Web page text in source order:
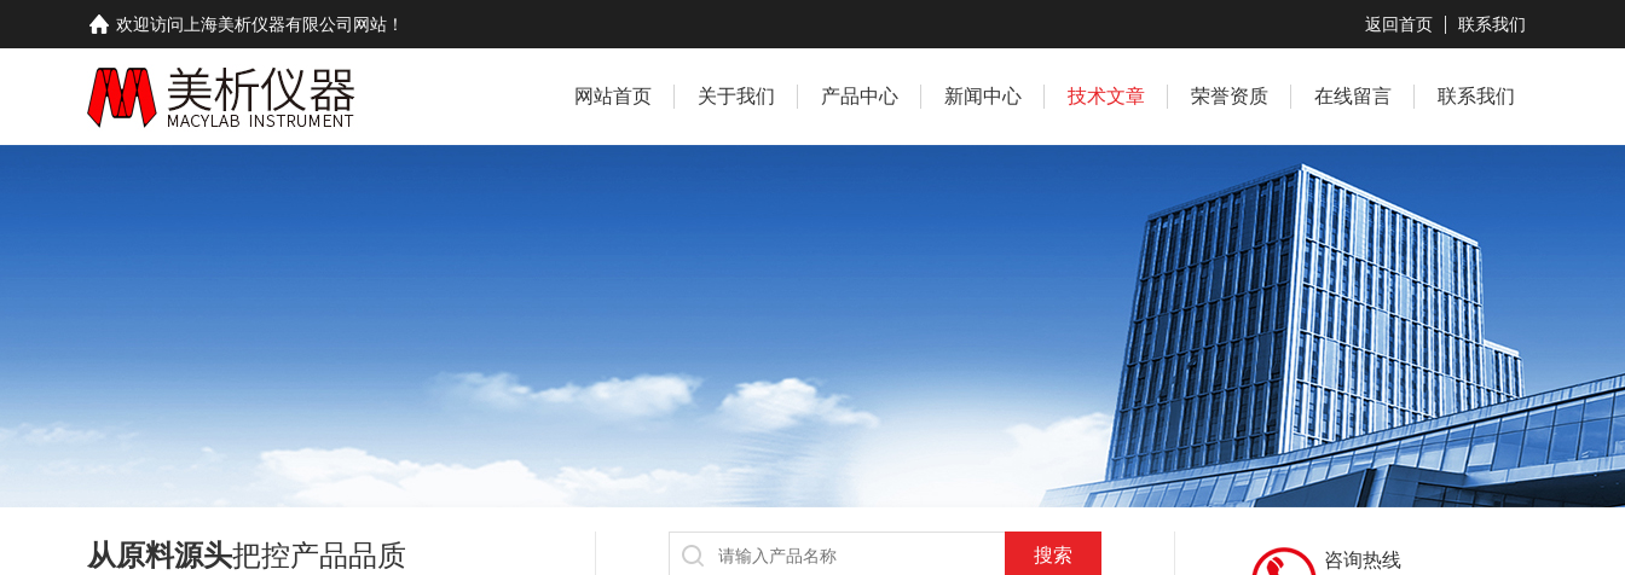
欢迎访问上海美析仪器有限公司网站！ 返回首页 联系我们
网站首页 关于我们 产品中心 新闻中心 技术文章 荣誉资质 在线留言 联系我们
从原料源头把控产品品质 咨询热线